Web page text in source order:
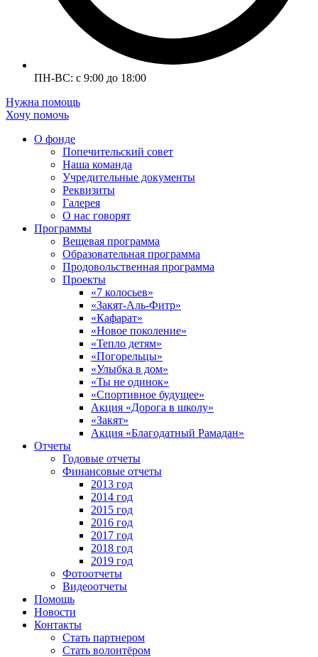
ПН-ВС: с 9:00 до 18:00
Нужна помощь
Хочу помочь
О фонде
Попечительский совет
Наша команда
Учредительные документы
Реквизиты
Галерея
О нас говорят
Программы
Вещевая программа
Образовательная программа
Продовольственная программа
Проекты
«7 колосьев»
«Закят-Аль-Фитр»
«Кафарат»
«Новое поколение»
«Тепло детям»
«Погорельцы»
«Улыбка в дом»
«Ты не одинок»
«Спортивное будущее»
Акция «Дорога в школу»
«Закят»
Акция «Благодатный Рамадан»
Отчеты
Годовые отчеты
Финансовые отчеты
2013 год
2014 год
2015 год
2016 год
2017 год
2018 год
2019 год
Фотоотчеты
Видеоотчеты
Помощь
Новости
Контакты
Стать партнером
Стать волонтёром